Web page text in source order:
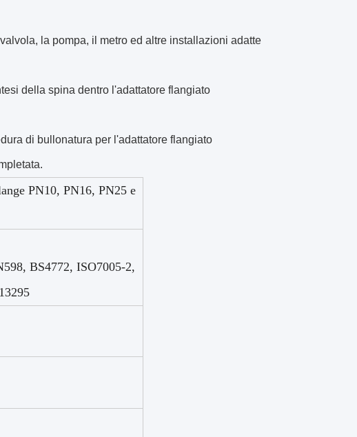
la pompa, il metro ed altre installazioni adatte
della spina dentro l'adattatore flangiato
di bullonatura per l'adattatore flangiato
PN10, PN16, PN25 e
BS4772, ISO7005-2,